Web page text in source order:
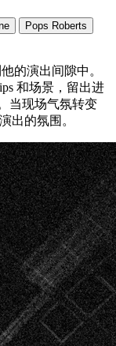
Pops Roberts
的演出间隙中。
和场景，留出进
当现场气氛转变
出的氛围。